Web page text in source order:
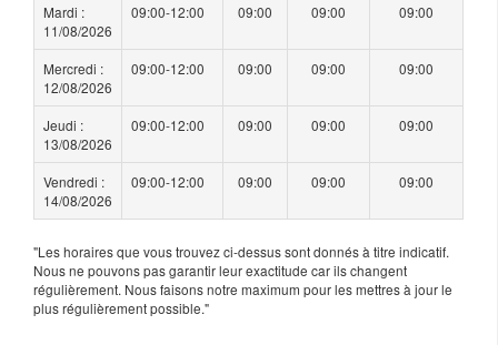
Mardi :
11/08/2026
09:00-12:00 09:00 09:00 09:00
Mercredi :
12/08/2026
09:00-12:00 09:00 09:00 09:00
Jeudi :
13/08/2026
09:00-12:00 09:00 09:00 09:00
Vendredi :
14/08/2026
09:00-12:00 09:00 09:00 09:00
"Les horaires que vous trouvez ci-dessus sont donnés à titre indicatif.
Nous ne pouvons pas garantir leur exactitude car ils changent
régulièrement. Nous faisons notre maximum pour les mettres à jour le
plus régulièrement possible."